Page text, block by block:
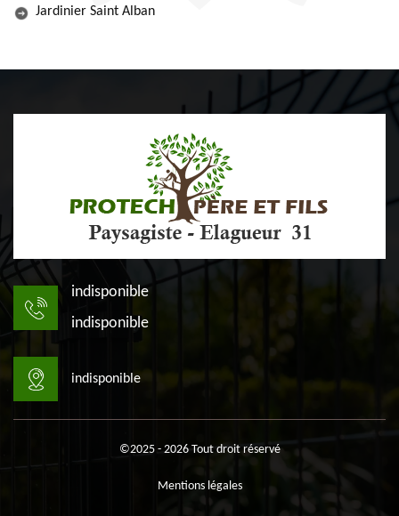
Jardinier Saint Alban
indisponible
indisponible
indisponible
©2025 - 2026 Tout droit réservé
Mentions légales